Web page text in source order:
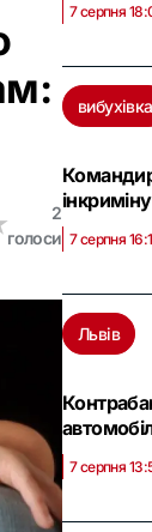
2
голоси
7 серпня
вибухівка
7 серпня
Львів
7 серпня